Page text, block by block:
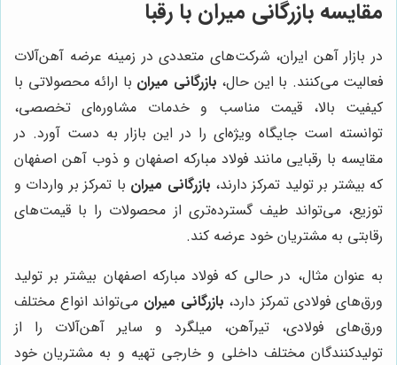
مقایسه بازرگانی میران با رقبا
در بازار آهن ایران، شرکت‌های متعددی در زمینه عرضه آهن‌آلات
فعالیت می‌کنند. با این حال، بازرگانی میران با ارائه محصولاتی با
کیفیت بالا، قیمت مناسب و خدمات مشاوره‌ای تخصصی،
توانسته است جایگاه ویژه‌ای را در این بازار به دست آورد. در
مقایسه با رقبایی مانند فولاد مبارکه اصفهان و ذوب آهن اصفهان
که بیشتر بر تولید تمرکز دارند، بازرگانی میران با تمرکز بر واردات و
توزیع، می‌تواند طیف گسترده‌تری از محصولات را با قیمت‌های
رقابتی به مشتریان خود عرضه کند.
به عنوان مثال، در حالی که فولاد مبارکه اصفهان بیشتر بر تولید
ورق‌های فولادی تمرکز دارد، بازرگانی میران می‌تواند انواع مختلف
ورق‌های فولادی، تیرآهن، میلگرد و سایر آهن‌آلات را از
تولیدکنندگان مختلف داخلی و خارجی تهیه و به مشتریان خود